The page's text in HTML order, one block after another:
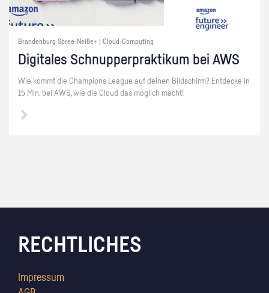
Brandenburg Spree-Neiße+ | Cloud-Computing
Di­gi­ta­les Schnup­per­prak­ti­kum bei AWS
Wie kommt die Cham­pi­ons Le­ague auf dei­nen Bild­schirm? Ent­de­cke in
15 Min. bei AWS, wie die Cloud das mög­lich macht!
RECHTLICHES
Impressum